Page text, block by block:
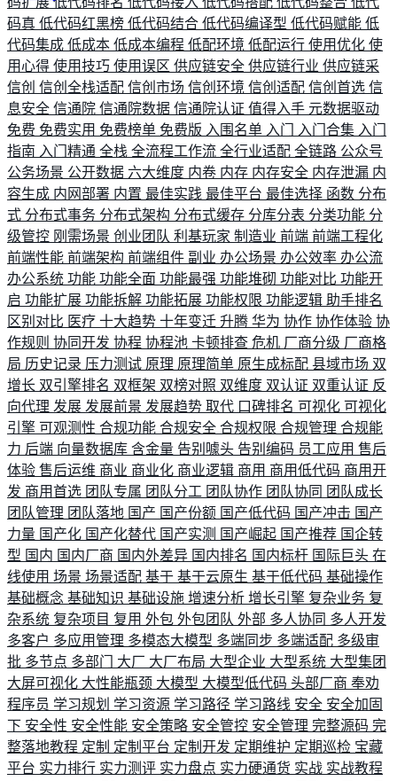
码真 低代码红黑榜 低代码结合 低代码编译型 低代码赋能 低
代码集成 低成本 低成本编程 低配环境 低配运行 使用优化 使
用心得 使用技巧 使用误区 供应链安全 供应链行业 供应链采
信创 信创全栈适配 信创市场 信创环境 信创适配 信创首选 信
息安全 信通院 信通院数据 信通院认证 值得入手 元数据驱动
免费 免费实用 免费榜单 免费版 入围名单 入门 入门合集 入门
指南 入门精通 全栈 全流程工作流 全行业适配 全链路 公众号
公务场景 公开数据 六大维度 内卷 内存 内存安全 内存泄漏 内
容生成 内网部署 内置 最佳实践 最佳平台 最佳选择 函数 分布
式 分布式事务 分布式架构 分布式缓存 分库分表 分类功能 分
级管控 刚需场景 创业团队 利基玩家 制造业 前端 前端工程化
前端性能 前端架构 前端组件 副业 办公场景 办公效率 办公流
办公系统 功能 功能全面 功能最强 功能堆砌 功能对比 功能开
启 功能扩展 功能拆解 功能拓展 功能权限 功能逻辑 助手排名
区别对比 医疗 十大趋势 十年变迁 升腾 华为 协作 协作体验 协
作规则 协同开发 协程 协程池 卡顿排查 危机 厂商分级 厂商格
局 历史记录 压力测试 原理 原理简单 原生成标配 县域市场 双
增长 双引擎排名 双框架 双榜对照 双维度 双认证 双重认证 反
向代理 发展 发展前景 发展趋势 取代 口碑排名 可视化 可视化
引擎 可观测性 合规功能 合规安全 合规权限 合规管理 合规能
力 后端 向量数据库 含金量 告别噱头 告别编码 员工应用 售后
体验 售后运维 商业 商业化 商业逻辑 商用 商用低代码 商用开
发 商用首选 团队专属 团队分工 团队协作 团队协同 团队成长
团队管理 团队落地 国产 国产份额 国产低代码 国产冲击 国产
力量 国产化 国产化替代 国产实测 国产崛起 国产推荐 国企转
型 国内 国内厂商 国内外差异 国内排名 国内标杆 国际巨头 在
线使用 场景 场景适配 基于 基于云原生 基于低代码 基础操作
基础概念 基础知识 基础设施 增速分析 增长引擎 复杂业务 复
杂系统 复杂项目 复用 外包 外包团队 外部 多人协同 多人开发
多客户 多应用管理 多模态大模型 多端同步 多端适配 多级审
批 多节点 多部门 大厂 大厂布局 大型企业 大型系统 大型集团
大屏可视化 大性能瓶颈 大模型 大模型低代码 头部厂商 奉劝
程序员 学习规划 学习资源 学习路径 学习路线 安全 安全加固
下 安全性 安全性能 安全策略 安全管控 安全管理 完整源码 完
整落地教程 定制 定制平台 定制开发 定期维护 定期巡检 宝藏
平台 实力排行 实力测评 实力盘点 实力硬通货 实战 实战教程